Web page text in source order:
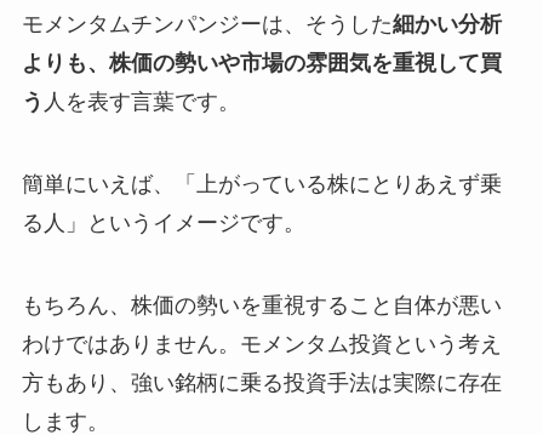
モメンタムチンパンジーは、そうした細かい分析
よりも、株価の勢いや市場の雰囲気を重視して買
う 人を表す言葉です。
簡単にいえば、「上がっている株にとりあえず乗
る人」というイメージです。
もちろん、株価の勢いを重視すること自体が悪い
わけではありません。モメンタム投資という考え
方もあり、強い銘柄に乗る投資手法は実際に存在
します。